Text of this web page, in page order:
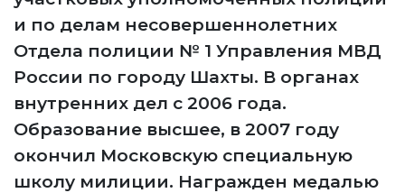
и по делам несовершеннолетних
Отдела полиции № 1 Управления МВД
России по городу Шахты. В органах
внутренних дел с 2006 года.
Образование высшее, в 2007 году
окончил Московскую специальную
школу милиции. Награжден медалью